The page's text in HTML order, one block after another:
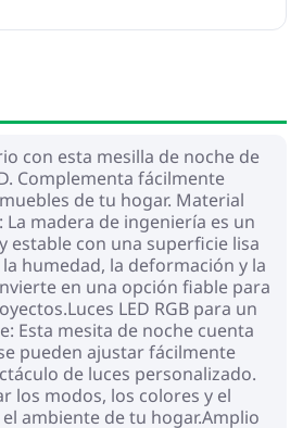
con esta mesilla de noche de
Complementa fácilmente
de tu hogar. Material
madera de ingeniería es un
estable con una superficie lisa
humedad, la deformación y la
en una opción fiable para
LED RGB para un
Esta mesita de noche cuenta
pueden ajustar fácilmente
de luces personalizado.
los modos, los colores y el
ambiente de tu hogar.Amplio